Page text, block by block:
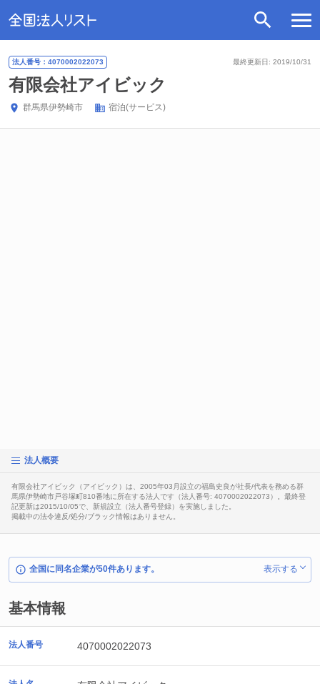
最終更新日: 2019/10/31
法人番号：4070002022073
有限会社アイビック
群馬県伊勢崎市 宿泊(サービス)
法人概要
有限会社アイビック（アイビック）は、2005年03月設立の福島史良が社長/代表を務める群
馬県伊勢崎市戸谷塚町810番地に所在する法人です（法人番号: 4070002022073）。最終登
記更新は2015/10/05で、新規設立（法人番号登録）を実施しました。
掲載中の法令違反/処分/ブラック情報はありません。
全国に同名企業が50件あります。 表示する
基本情報
法人番号 4070002022073